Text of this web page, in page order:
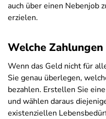
auch über einen Nebenjob
erzielen.
Welche
Wenn das Geld nicht für
Sie genau überlegen,
bezahlen. Erstellen Sie
und wählen daraus
existenziellen